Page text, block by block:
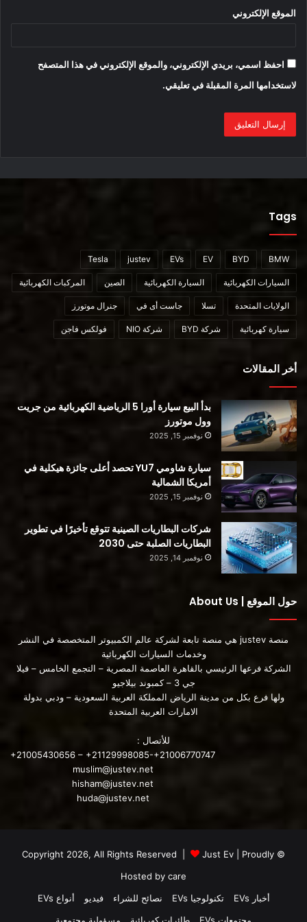
التشويقية.
https://www.motor1.com/news/577132/jeep-teases-
wrangler-magneto-sequel-easter-safari/
أقرأ أيضا:
الكشف عن جيب Renegade و Compass e-Hybrids الجديدتين
محتوى مدفوع
Easter Jeep Safari 2022
Magneto
السيارة الكهربائية Wrangler Magneto
الموقع الإلكتروني
احفظ اسمي، بريدي الإلكتروني، والموقع الإلكتروني في هذا المتصفح
لاستخدامها المرة المقبلة في تعليقي.
Tags
BMW
BYD
EV
EVs
justev
Tesla
السيارات الكهربائية السيارة الكهربائية الصين المركبات الكهربائية
الولايات المتحدة تسلا جاست أى في جنرال موتورز
سيارة كهربائية شركة BYD شركة NIO فولكس فاجن
أخر المقالات
بدأ البيع سيارة أورا 5 الرياضية الكهربائية من جريت
وول موتورز
نوفمبر 15, 2025
سيارة شاومي YU7 تحصد أعلى جائزة هيكلية في
أمريكا الشمالية
نوفمبر 15, 2025
شركات البطاريات الصينية تتوقع تأخيرًا في تطوير
البطاريات الصلبة حتى 2030
نوفمبر 14, 2025
حول الموقع | About Us
منصة justev هي منصة تابعة لشركة عالم الكمبيوتر المتخصصة في النشر
وخدمات السيارات الكهربائية
الشركة فرعها الرئيسي بالقاهرة العاصمة المصرية – التجمع الخامس – فيلا
جي 3 – كمبوند بيلاجيو
ولها فرع بكل من مدينة الرياض المملكة العربية السعودية – ودبي بدولة
الامارات العربية المتحدة
للأتصال :
+21005430656 – +21129998085-+21006770747
muslim@justev.net
hisham@justev.net
huda@justev.net
© Copyright 2026, All Rights Reserved |
Just Ev | Proudly
Hosted by care
أخبار EVs
تكنولوجيا EVs نصائح للشراء فيديو
أنواع EVs
مجتمعات EVs
طائرات كهربائية مسؤولية مجتمعية